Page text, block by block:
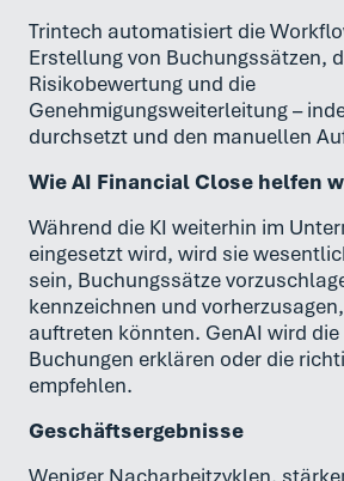
Trintech automatisiert die
Erstellung von Buchungssätzen,
Risikobewertung und die
Genehmigungsweiterleitung –
durchsetzt und den manuellen
Wie AI Financial Close helfen
Während die KI weiterhin im
eingesetzt wird, wird sie
sein, Buchungssätze
kennzeichnen und
auftreten könnten. GenAI wird
Buchungen erklären oder die
empfehlen.
Geschäftsergebnisse